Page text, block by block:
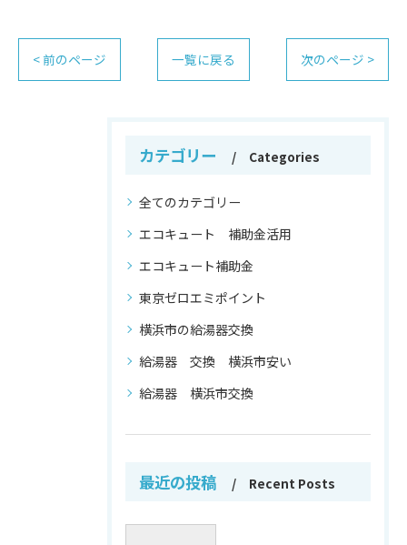
< 前のページ 一覧に戻る 次のページ >
カテゴリー Categories
全てのカテゴリー
エコキュート 補助金活用
エコキュート補助金
東京ゼロエミポイント
横浜市の給湯器交換
給湯器 交換 横浜市安い
給湯器 横浜市交換
最近の投稿 Recent Posts